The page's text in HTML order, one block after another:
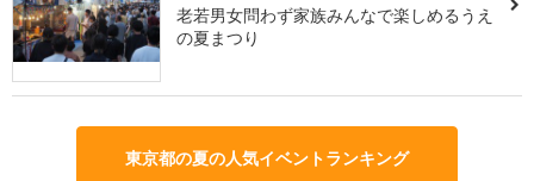
老若男女問わず家族みんなで楽しめるうえ
の夏まつり
東京都の夏の人気イベントランキング